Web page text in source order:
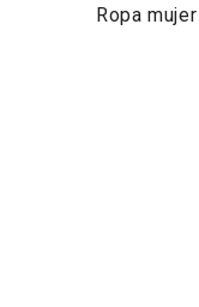
Ropa mujer